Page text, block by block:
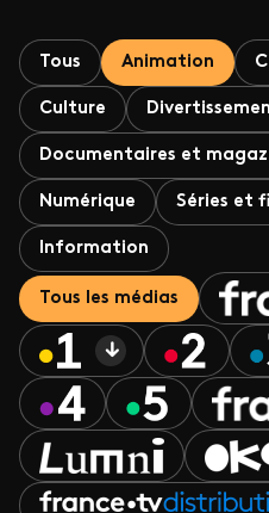
Tous Animation
Culture
Documentaires et
Numérique Séries et
Information
Tous les médias